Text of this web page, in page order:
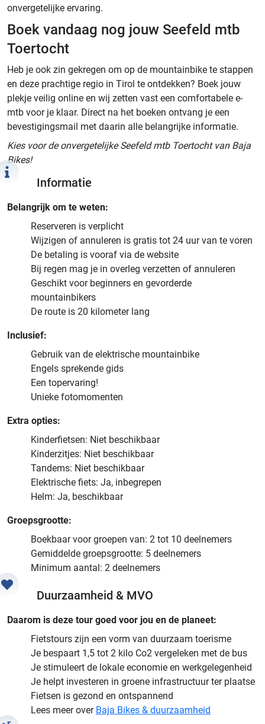
onvergetelijke ervaring.
Boek vandaag nog jouw Seefeld mtb
Toertocht
Heb je ook zin gekregen om op de mountainbike te stappen
en deze prachtige regio in Tirol te ontdekken? Boek jouw
plekje veilig online en wij zetten vast een comfortabele e-
mtb voor je klaar. Direct na het boeken ontvang je een
bevestigingsmail met daarin alle belangrijke informatie.
Kies voor de onvergetelijke Seefeld mtb Toertocht van Baja
Bikes!
Informatie
Belangrijk om te weten:
Reserveren is verplicht
Wijzigen of annuleren is gratis tot 24 uur van te voren
De betaling is vooraf via de website
Bij regen mag je in overleg verzetten of annuleren
Geschikt voor beginners en gevorderde
mountainbikers
De route is 20 kilometer lang
Inclusief:
Gebruik van de elektrische mountainbike
Engels sprekende gids
Een topervaring!
Unieke fotomomenten
Extra opties:
Kinderfietsen: Niet beschikbaar
Kinderzitjes: Niet beschikbaar
Tandems: Niet beschikbaar
Elektrische fiets: Ja, inbegrepen
Helm: Ja, beschikbaar
Groepsgrootte:
Boekbaar voor groepen van: 2 tot 10 deelnemers
Gemiddelde groepsgrootte: 5 deelnemers
Minimum aantal: 2 deelnemers
Duurzaamheid & MVO
Daarom is deze tour goed voor jou en de planeet:
Fietstours zijn een vorm van duurzaam toerisme
Je bespaart 1,5 tot 2 kilo Co2 vergeleken met de bus
Je stimuleert de lokale economie en werkgelegenheid
Je helpt investeren in groene infrastructuur ter plaatse
Fietsen is gezond en ontspannend
Lees meer over Baja Bikes & duurzaamheid